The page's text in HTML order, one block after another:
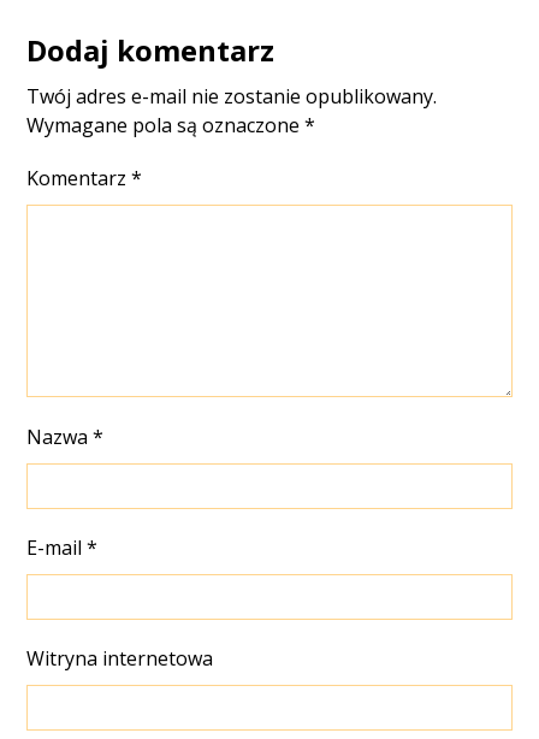
Dodaj komentarz
Twój adres e-mail nie zostanie opublikowany.
Wymagane pola są oznaczone*
Komentarz*
Nazwa*
E-mail*
Witryna internetowa